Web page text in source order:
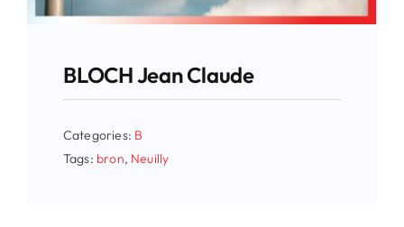
BLOCH Jean Claude
Categories: B
Tags: bron, Neuilly